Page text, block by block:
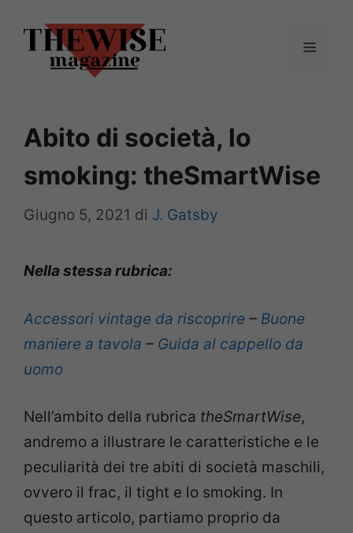
contenuto
Menu
Abito di società, lo
smoking: theSmartWise
Giugno 5, 2021 di J. Gatsby
Nella stessa rubrica:
Accessori vintage da riscoprire – Buone
maniere a tavola – Guida al cappello da
uomo
Nell’ambito della rubrica theSmartWise,
andremo a illustrare le caratteristiche e le
peculiarità dei tre abiti di società maschili,
ovvero il frac, il tight e lo smoking. In
questo articolo, partiamo proprio da